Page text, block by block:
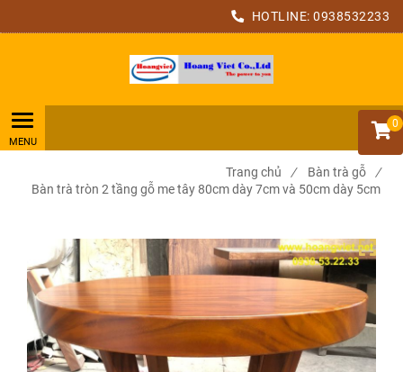
HOTLINE: 0938532233
0
Trang chủ / Bàn trà gỗ
/
Bàn trà tròn 2 tầng gỗ me tây 80cm dày 7cm và 50cm dày 5cm